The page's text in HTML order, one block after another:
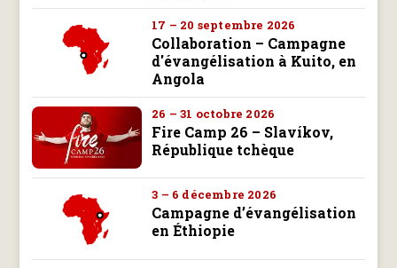
17 – 20 septembre 2026
Collaboration – Campagne
d'évangélisation à Kuito, en
Angola
26 – 31 octobre 2026
Fire Camp 26 – Slavíkov,
République tchèque
3 – 6 décembre 2026
Campagne d’évangélisation
en Éthiopie